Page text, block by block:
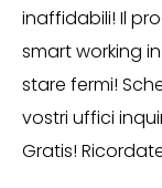
inaffidabili! Il
smart working
stare fermi!
vostri uffici
Gratis!